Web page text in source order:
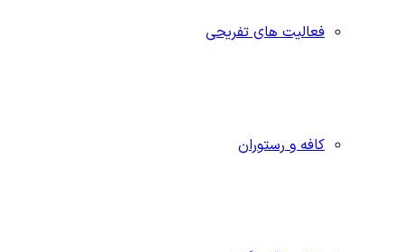
فعالیت های تفریحی
کافه و رستوران